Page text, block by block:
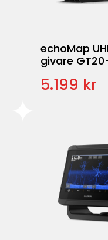
echoMap
givare
5.199 kr